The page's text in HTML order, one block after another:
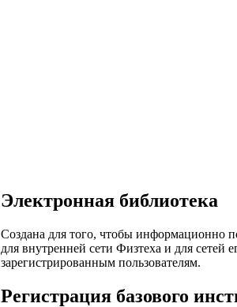
Электронная библиотека
Создана для того, чтобы информационно
для внутренней сети Физтеха и для сетей
зарегистрированным пользователям.
Регистрация базового